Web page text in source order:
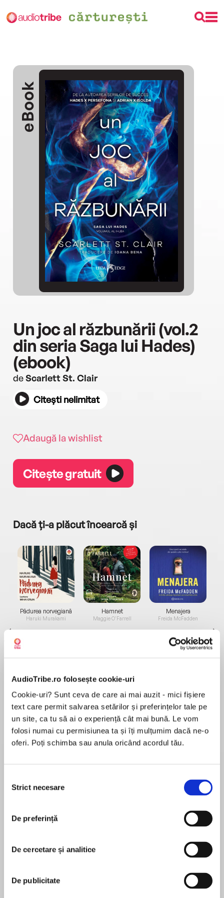
AudioTribe.ro folosește cookie-uri
Cookie-uri? Sunt ceva de care ai mai auzit - mici fișiere
text care permit salvarea setărilor și preferințelor tale pe
un site, ca tu să ai o experiență cât mai bună. Le vom
folosi numai cu permisiunea ta și îți mulțumim dacă ne-o
oferi. Poți schimba sau anula oricând acordul tău.
consimțământului
Strict necesare
De preferință
De cercetare și analitice
De publicitate
eBook
Un joc al răzbunării (vol.2
din seria Saga lui Hades)
(ebook)
deScarlett St. Clair
Citești nelimitat
Adaugă la wishlist
Citește gratuit
Dacă ți-a plăcut încearcă și
Pădurea norvegiană
Haruki Murakami
Elita de Argint (Elita
de...
Dani Francis
Hamnet
Maggie O'Farrell
Diavolul se îmbracă de
la...
Lauren Weisberger
Menajera
Freida McFadden
Migdală
Sohn Won-pyung
Hades, Zeul Morților, nu ia partea nimănui și nici
nu încalcă regulile. Evident, nu face excepții
când vine vorba de aceste principii – pentru
niciun zeu sau muritor și nici măcar pentru
De obicei, frica te ține departe de jocurile
răzbunării. Nu și de data asta însă.
Hades și îi cere ajutorul pentru a-l putea
MAI MULT
În acest moment nu există recenzii